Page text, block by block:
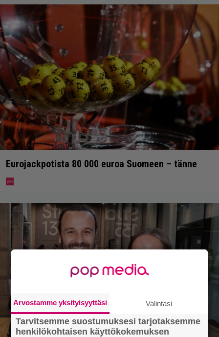
Eurojackpotista 80 000 euroa Suomeen – tänne
Arvostamme yksityisyyttäsi Valintasi
Tarvitsemme suostumuksesi tarjotaksemme
henkilökohtaisen käyttökokemuksen